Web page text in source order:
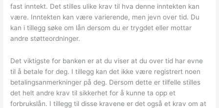
fast inntekt. Det stilles ulike krav til hva denne inntekten kan
være. Inntekten kan være varierende, men jevn over tid. Du
kan i tillegg søke om lån dersom du er trygdet eller mottar
andre støtteordninger.
Det viktigste for banken er at du viser at du over tid har evne
til å betale for deg. I tillegg kan det ikke være registrert noen
betalingsanmerkninger på deg. Dersom dette er tilfelle stilles
det helt andre krav til sikkerhet for å kunne ta opp et
forbrukslån. I tillegg til disse kravene er det også et krav om at